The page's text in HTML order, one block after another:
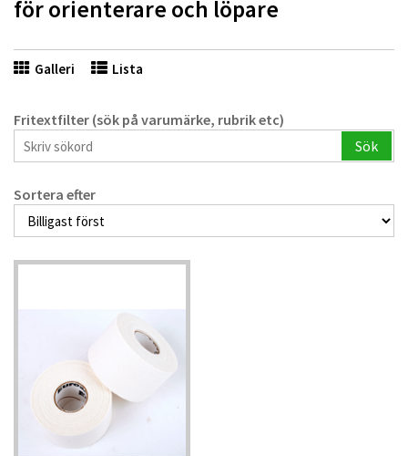
för orienterare och löpare
Galleri Lista
Fritextfilter (sök på varumärke, rubrik etc)
Sök
Sortera efter